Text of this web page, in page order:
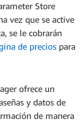
Store
vez que se active
se le cobrarán
de precios para
ofrece un
y datos de
de manera